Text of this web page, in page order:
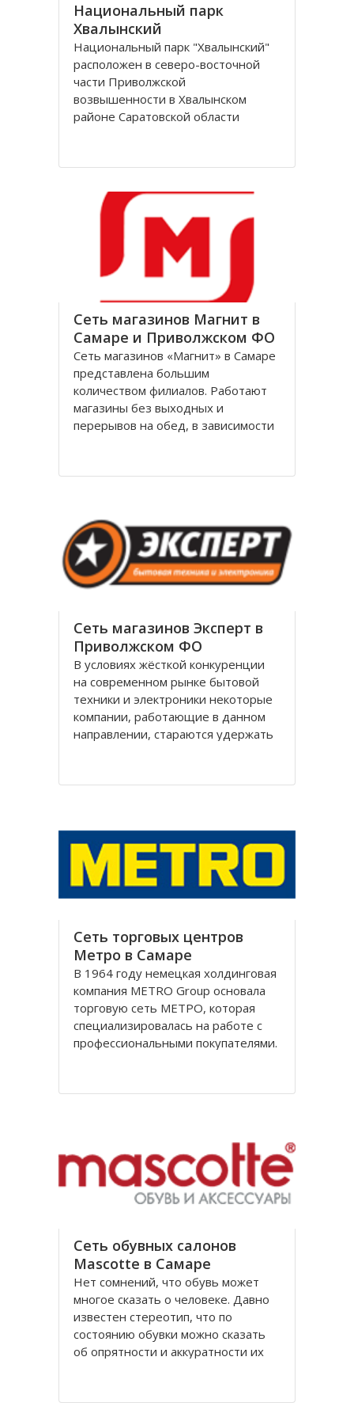
Национальный парк
Хвалынский
Национальный парк "Хвалынский"
расположен в северо-восточной
части Приволжской
возвышенности в Хвалынском
районе Саратовской области
Национальный природный парк,
бразован в 1994 году с целью
сохранения редчайших природных
комплексов Хвалынских меловых
Сеть магазинов Магнит в
Самаре и Приволжском ФО
Сеть магазинов «Магнит» в Самаре
представлена большим
количеством филиалов. Работают
магазины без выходных и
перерывов на обед, в зависимости
Филиалы имеют общий логотип,
белой гамме
Сеть магазинов Эксперт в
Приволжском ФО
В условиях жёсткой конкуренции
на современном рынке бытовой
техники и электроники некоторые
компании, работающие в данном
направлении, стараются удержать
«Эксперт» имеет такую
Сеть торговых центров
Метро в Самаре
В 1964 году немецкая холдинговая
компания METRO Group основала
торговую сеть МЕТРО, которая
специализировалась на работе с
профессиональными покупателями.
МЕТРО распространились по всему
Сеть обувных салонов
Mascotte в Самаре
Нет сомнений, что обувь может
многое сказать о человеке. Давно
известен стереотип, что по
состоянию обувки можно сказать
об опрятности и аккуратности их
материальном статусе человека.